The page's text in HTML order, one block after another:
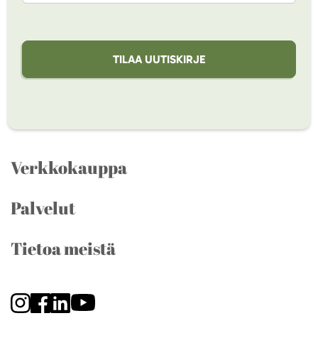
TILAA UUTISKIRJE
Verkkokauppa
Palvelut
Tietoa meistä